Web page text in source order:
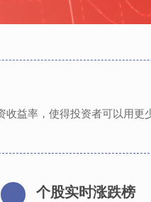
益率，使得投资者可以用更
个股实时涨跌榜